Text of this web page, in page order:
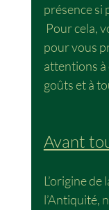
présence si
pour vous
attentions à
goûts et à
Avant
L’origine
l’Antiquité,